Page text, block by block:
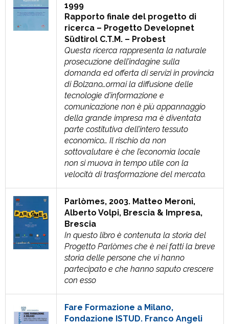
1999
Rapporto finale del progetto di
ricerca – Progetto Developnet
Südtirol C.T.M. – Probest
Questa ricerca rappresenta la naturale
prosecuzione dell’indagine sulla
domanda ed offerta di servizi in provincia
di Bolzano…ormai la diffusione delle
tecnologie d’informazione e
comunicazione non è più appannaggio
della grande impresa ma è diventata
parte costitutiva dell’intero tessuto
economico… Il rischio da non
sottovalutare è che l’economia locale
non si muova in tempo utile con la
velocità di trasformazione del mercato.
Parlòmes, 2003. Matteo Meroni,
Alberto Volpi, Brescia & Impresa,
Brescia
In questo libro è contenuta la storia del
Progetto Parlòmes che è nei fatti la breve
storia delle persone che vi hanno
partecipato e che hanno saputo crescere
con esso
Fare Formazione a Milano,
Fondazione ISTUD. Franco Angeli